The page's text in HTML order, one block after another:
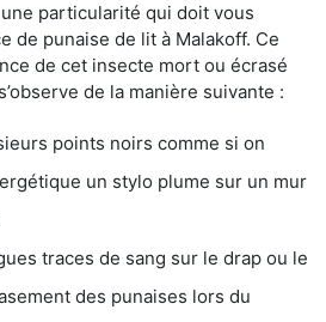
particularité qui doit vous
de punaise de lit à Malakoff. Ce
de cet insecte mort ou écrasé
de la manière suivante :
points noirs comme si on
un stylo plume sur un mur
traces de sang sur le drap ou le
des punaises lors du